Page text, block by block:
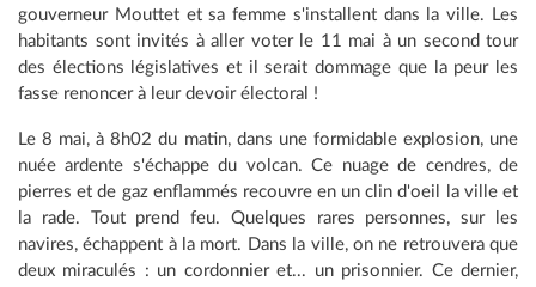
gouverneur Mouttet et sa femme s'installent dans la ville. Les
habitants sont invités à aller voter le 11 mai à un second tour
des élections législatives et il serait dommage que la peur les
fasse renoncer à leur devoir électoral !
Le 8 mai, à 8h02 du matin, dans une formidable explosion, une
nuée ardente s'échappe du volcan. Ce nuage de cendres, de
pierres et de gaz enflammés recouvre en un clin d'oeil la ville et
la rade. Tout prend feu. Quelques rares personnes, sur les
navires, échappent à la mort. Dans la ville, on ne retrouvera que
deux miraculés : un cordonnier et... un prisonnier. Ce dernier,